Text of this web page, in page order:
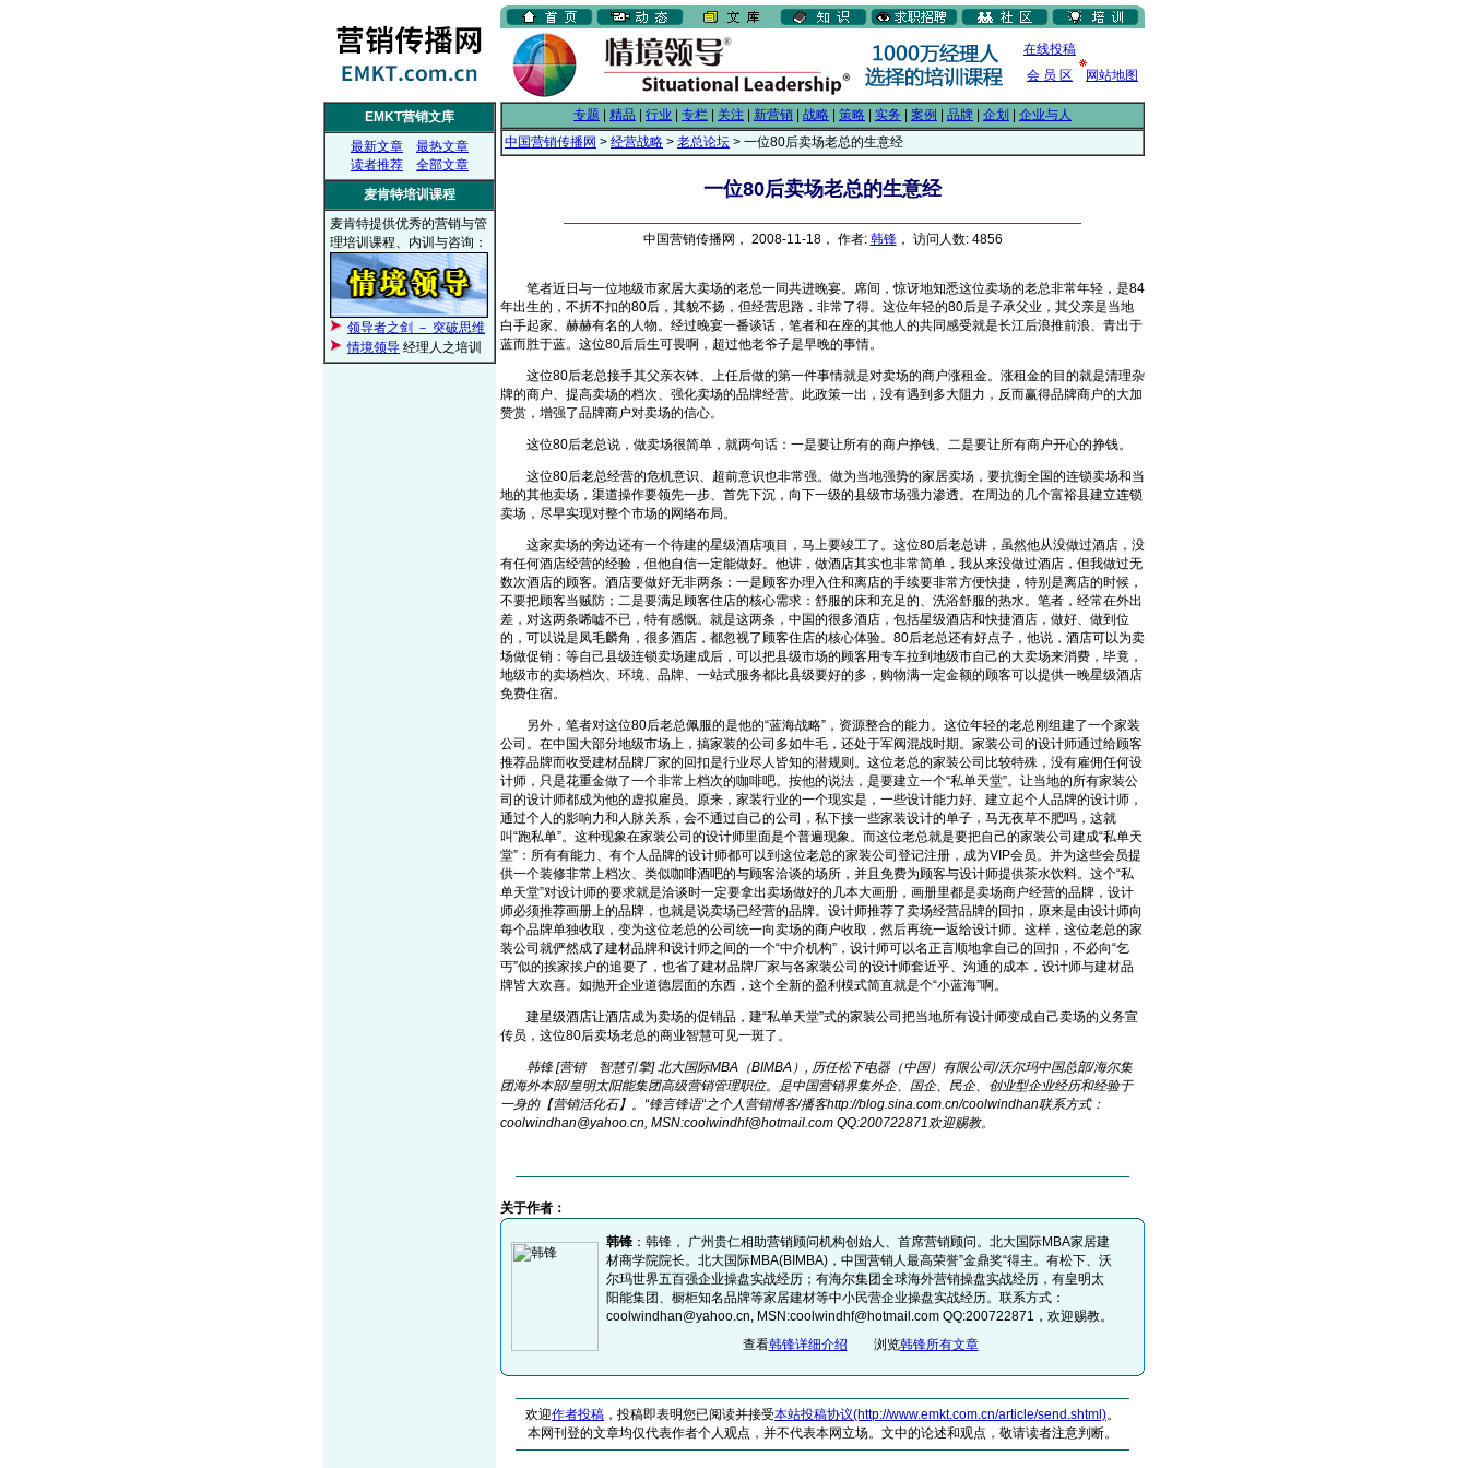
在线投稿
会 员 区
网站地图
EMKT营销文库
最新文章
最热文章
读者推荐
全部文章
麦肯特培训课程
麦肯特提供优秀的营销与管
理培训课程、内训与咨询：
领导者之剑 － 突破思维
情境领导 经理人之培训
专题 精品 行业 专栏 关注 新营销 战略 策略 实务 案例 品牌 企划
企业与人
中国营销传播网 > 经营战略 > 老总论坛 > 一位80后卖场老总的生意经
一位80后卖场老总的生意经
中国营销传播网， 2008-11-18， 作者: 韩锋， 访问人数: 4856
笔者近日与一位地级市家居大卖场的老总一同共进晚宴。席间，惊讶地知悉这位卖场的老总非常年轻，是84
年出生的，不折不扣的80后，其貌不扬，但经营思路，非常了得。这位年轻的80后是子承父业，其父亲是当地
白手起家、赫赫有名的人物。经过晚宴一番谈话，笔者和在座的其他人的共同感受就是长江后浪推前浪、青出于
蓝而胜于蓝。这位80后后生可畏啊，超过他老爷子是早晚的事情。
这位80后老总接手其父亲衣钵、上任后做的第一件事情就是对卖场的商户涨租金。涨租金的目的就是清理杂
牌的商户、提高卖场的档次、强化卖场的品牌经营。此政策一出，没有遇到多大阻力，反而赢得品牌商户的大加
赞赏，增强了品牌商户对卖场的信心。
这位80后老总说，做卖场很简单，就两句话：一是要让所有的商户挣钱、二是要让所有商户开心的挣钱。
这位80后老总经营的危机意识、超前意识也非常强。做为当地强势的家居卖场，要抗衡全国的连锁卖场和当
地的其他卖场，渠道操作要领先一步、首先下沉，向下一级的县级市场强力渗透。在周边的几个富裕县建立连锁
卖场，尽早实现对整个市场的网络布局。
这家卖场的旁边还有一个待建的星级酒店项目，马上要竣工了。这位80后老总讲，虽然他从没做过酒店，没
有任何酒店经营的经验，但他自信一定能做好。他讲，做酒店其实也非常简单，我从来没做过酒店，但我做过无
数次酒店的顾客。酒店要做好无非两条：一是顾客办理入住和离店的手续要非常方便快捷，特别是离店的时候，
不要把顾客当贼防；二是要满足顾客住店的核心需求：舒服的床和充足的、洗浴舒服的热水。笔者，经常在外出
差，对这两条唏嘘不已，特有感慨。就是这两条，中国的很多酒店，包括星级酒店和快捷酒店，做好、做到位
的，可以说是凤毛麟角，很多酒店，都忽视了顾客住店的核心体验。80后老总还有好点子，他说，酒店可以为卖
场做促销：等自己县级连锁卖场建成后，可以把县级市场的顾客用专车拉到地级市自己的大卖场来消费，毕竟，
地级市的卖场档次、环境、品牌、一站式服务都比县级要好的多，购物满一定金额的顾客可以提供一晚星级酒店
免费住宿。
另外，笔者对这位80后老总佩服的是他的“蓝海战略”，资源整合的能力。这位年轻的老总刚组建了一个家装
公司。在中国大部分地级市场上，搞家装的公司多如牛毛，还处于军阀混战时期。家装公司的设计师通过给顾客
推荐品牌而收受建材品牌厂家的回扣是行业尽人皆知的潜规则。这位老总的家装公司比较特殊，没有雇佣任何设
计师，只是花重金做了一个非常上档次的咖啡吧。按他的说法，是要建立一个“私单天堂”。让当地的所有家装公
司的设计师都成为他的虚拟雇员。原来，家装行业的一个现实是，一些设计能力好、建立起个人品牌的设计师，
通过个人的影响力和人脉关系，会不通过自己的公司，私下接一些家装设计的单子，马无夜草不肥吗，这就
叫“跑私单”。这种现象在家装公司的设计师里面是个普遍现象。而这位老总就是要把自己的家装公司建成“私单天
堂”：所有有能力、有个人品牌的设计师都可以到这位老总的家装公司登记注册，成为VIP会员。并为这些会员提
供一个装修非常上档次、类似咖啡酒吧的与顾客洽谈的场所，并且免费为顾客与设计师提供茶水饮料。这个“私
单天堂”对设计师的要求就是洽谈时一定要拿出卖场做好的几本大画册，画册里都是卖场商户经营的品牌，设计
师必须推荐画册上的品牌，也就是说卖场已经营的品牌。设计师推荐了卖场经营品牌的回扣，原来是由设计师向
每个品牌单独收取，变为这位老总的公司统一向卖场的商户收取，然后再统一返给设计师。这样，这位老总的家
装公司就俨然成了建材品牌和设计师之间的一个“中介机构”，设计师可以名正言顺地拿自己的回扣，不必向“乞
丐”似的挨家挨户的追要了，也省了建材品牌厂家与各家装公司的设计师套近乎、沟通的成本，设计师与建材品
牌皆大欢喜。如抛开企业道德层面的东西，这个全新的盈利模式简直就是个“小蓝海”啊。
建星级酒店让酒店成为卖场的促销品，建“私单天堂”式的家装公司把当地所有设计师变成自己卖场的义务宣
传员，这位80后卖场老总的商业智慧可见一斑了。
韩锋 [营销
智慧引擎] 北大国际MBA（BIMBA）, 历任松下电器（中国）有限公司/沃尔玛中国总部/海尔集
团海外本部/皇明太阳能集团高级营销管理职位。是中国营销界集外企、国企、民企、创业型企业经历和经验于
一身的【营销活化石】。“锋言锋语“之个人营销博客/播客http://blog.sina.com.cn/coolwindhan联系方式：
coolwindhan@yahoo.cn, MSN:coolwindhf@hotmail.com QQ:200722871欢迎赐教。
关于作者：
韩锋 ：韩锋， 广州贵仁相助营销顾问机构创始人、首席营销顾问。北大国际MBA家居建
材商学院院长。北大国际MBA(BIMBA)，中国营销人最高荣誉”金鼎奖“得主。有松下、沃
尔玛世界五百强企业操盘实战经历；有海尔集团全球海外营销操盘实战经历，有皇明太
阳能集团、橱柜知名品牌等家居建材等中小民营企业操盘实战经历。联系方式：
coolwindhan@yahoo.cn, MSN:coolwindhf@hotmail.com QQ:200722871，欢迎赐教。
查看韩锋详细介绍 浏览韩锋所有文章
欢迎作者投稿 ，投稿即表明您已阅读并接受本站投稿协议(http://www.emkt.com.cn/article/send.shtml)。
本网刊登的文章均仅代表作者个人观点，并不代表本网立场。文中的论述和观点，敬请读者注意判断。